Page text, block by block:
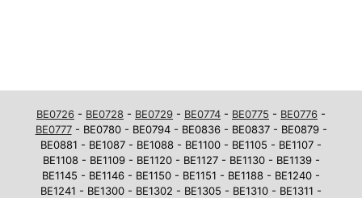
BE0726 - BE0728 - BE0729 - BE0774 - BE0775 - BE0776 -
BE0777- BE0780 - BE0794 - BE0836 - BE0837 - BE0879 -
BE0881 - BE1087 - BE1088 - BE1100 - BE1105 - BE1107 -
BE1108 - BE1109 - BE1120 - BE1127 - BE1130 - BE1139 -
BE1145 - BE1146 - BE1150 - BE1151 - BE1188 - BE1240 -
BE1241 - BE1300 - BE1302 - BE1305 - BE1310 - BE1311 -